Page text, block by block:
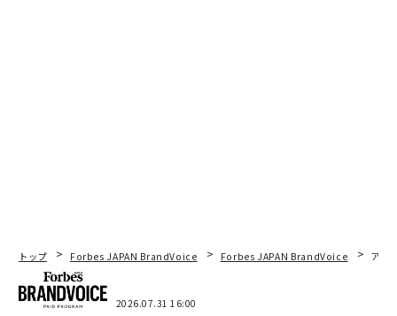
トップ Forbes JAPAN BrandVoice Forbes JAPAN BrandVoice アフ
2026.07.31 16:00